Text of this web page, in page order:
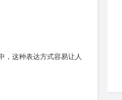
，这种表达方式容易让人